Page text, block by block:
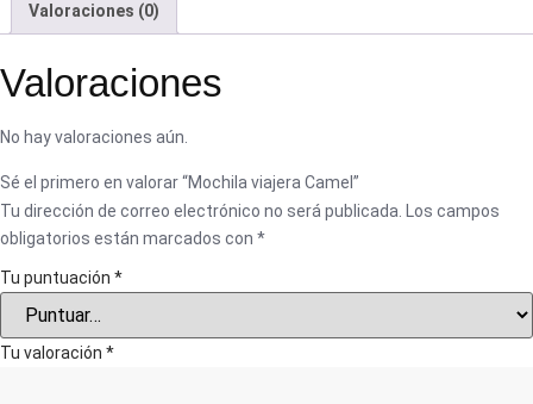
Valoraciones (0)
Valoraciones
No hay valoraciones aún.
Sé el primero en valorar “Mochila viajera Camel”
Tu dirección de correo electrónico no será publicada.
Los campos
obligatorios están marcados con *
Tu puntuación *
Tu valoración *